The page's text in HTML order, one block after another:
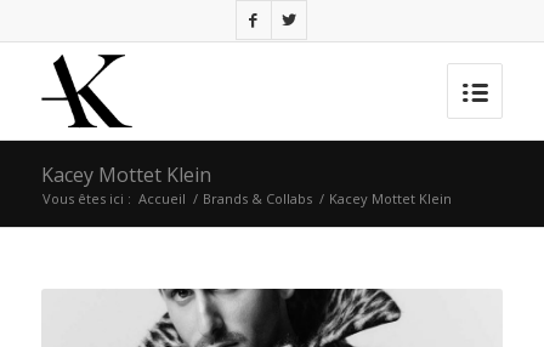
Kacey Mottet Klein
Vous êtes ici : Accueil / Brands & Collabs / Kacey Mottet Klein